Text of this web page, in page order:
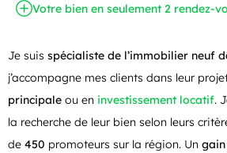
Votre bien en seulement 2 rendez-
Je suis spécialiste de l’immobilier neuf
j’accompagne mes clients dans leur
principale ou en investissement locatif.
la recherche de leur bien selon leurs
de 450 promoteurs sur la région. Un